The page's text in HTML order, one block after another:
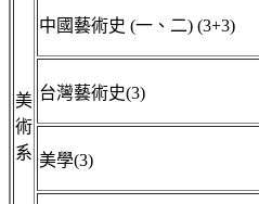
美
術
系
中國藝術史 (一、二) (3+3)
台灣藝術史(3)
美學(3)